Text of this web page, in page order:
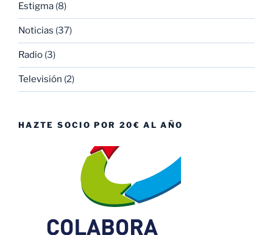
Estigma (8)
Noticias (37)
Radio (3)
Televisión (2)
HAZTE SOCIO POR 20€ AL AÑO